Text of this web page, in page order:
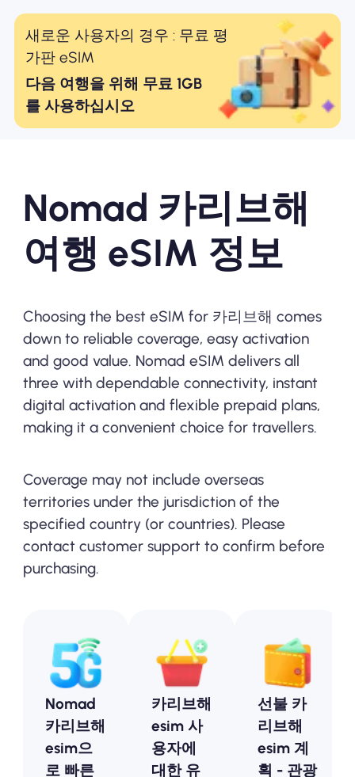
새로운 사용자의 경우 : 무료 평
가판 eSIM
다음 여행을 위해 무료 1GB
를 사용하십시오
Nomad 카리브해
여행 eSIM 정보
Choosing the best eSIM for 카리브해 comes
down to reliable coverage, easy activation
and good value. Nomad eSIM delivers all
three with dependable connectivity, instant
digital activation and flexible prepaid plans,
making it a convenient choice for travellers.
Coverage may not include overseas
territories under the jurisdiction of the
specified country (or countries). Please
contact customer support to confirm before
purchasing.
Nomad
카리브해
esim으
로 빠른
카리브해
esim 사
용자에
대한 유
선불 카
리브해
esim 계
획 - 관광